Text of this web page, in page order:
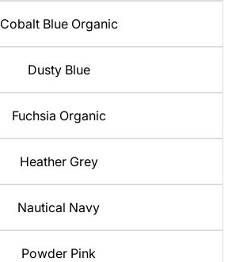
Cobalt Blue Organic
Dusty Blue
Fuchsia Organic
Heather Grey
Nautical Navy
Powder Pink